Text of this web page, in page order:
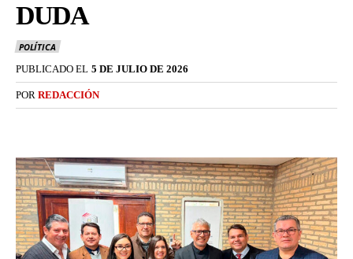
DUDA
POLÍTICA
PUBLICADO EL 5 DE JULIO DE 2026
POR REDACCIÓN